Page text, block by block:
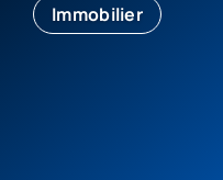
Immobilier